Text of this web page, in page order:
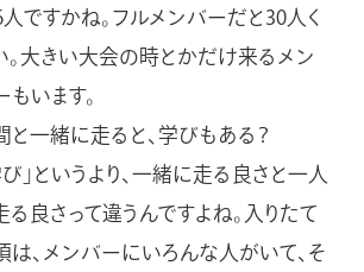
人ですかね。フルメンバーだと30人く
。大きい大会の時とかだけ来るメン
もいます。
と一緒に走ると、学びもある？
び」というより、一緒に走る良さと一人
る良さって違うんですよね。入りたて
は、メンバーにいろんな人がいて、そ